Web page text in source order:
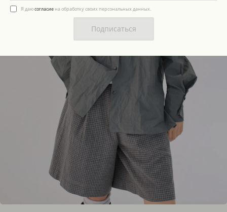
Я даюсогласие на обработку своих персональных данных.